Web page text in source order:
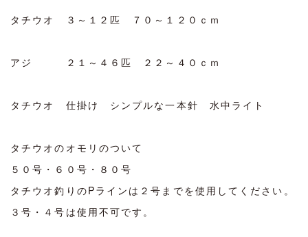
タチウオ ３～１２匹 ７０～１２０ｃｍ
アジ ２１～４６匹 ２２～４０ｃｍ
タチウオ 仕掛け シンプルな一本針 水中ライト
タチウオのオモリのついて
５０号・６０号・８０号
タチウオ釣りのPラインは２号までを使用してください。
３号・４号は使用不可です。